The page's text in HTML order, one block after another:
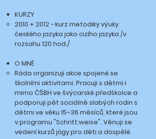
KURZY
2010 + 2012-kurz metodiky výuky
českého jazyka jako cizího jazyka /v
rozsahu 120 hod./
O MNĚ
Ráda organizuji akce spojené se
školními aktivitami. Pracuji s dětmi i
mimo ČŠBH ve švýcarské předškolce a
podporuji pět sociálně slabých rodin s
dětmi ve věku 15–36 měsíců, které jsou
v programu "Schritt:weise". Věnuji se
vedení kurzů jógy pro děti a dospělé.